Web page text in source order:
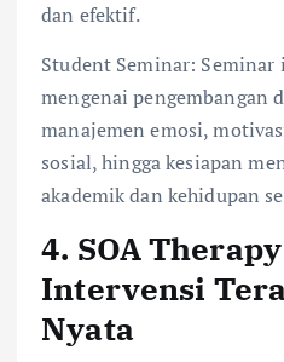
dan efektif.
Student Seminar:
mengenai pengembangan
manajemen emosi,
sosial, hingga kesiapan
akademik dan kehidupan
4. SOA
Intervensi
Nyata